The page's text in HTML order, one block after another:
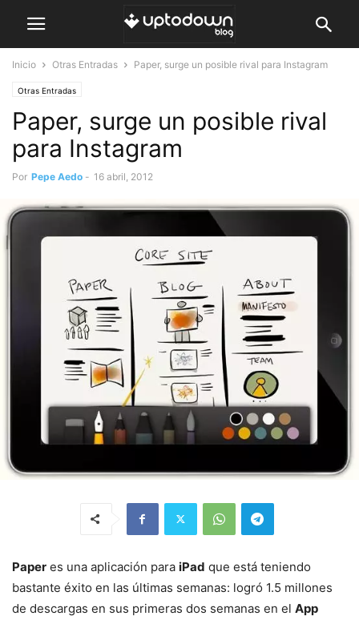
Inicio Otras Entradas Paper, surge un posible rival para Instagram
Otras Entradas
Paper, surge un posible rival
para Instagram
Por Pepe Aedo - 16 abril, 2012
Paper es una aplicación para iPad que está teniendo
bastante éxito en las últimas semanas: logró 1.5 millones
de descargas en sus primeras dos semanas en el App